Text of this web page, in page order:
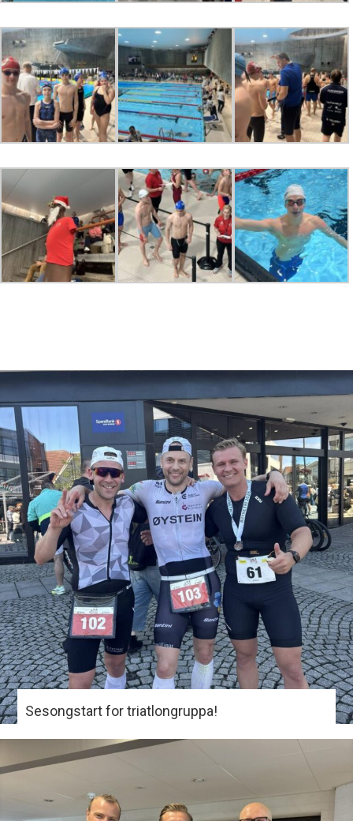
Sesongstart for triatlongruppa!